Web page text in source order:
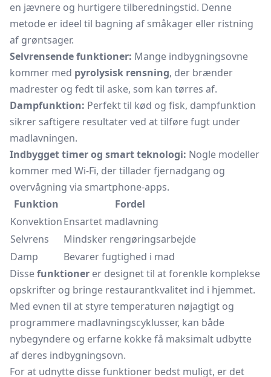
en jævnere og hurtigere tilberedningstid. Denne
metode er ideel til bagning af småkager eller ristning
af grøntsager.
Selvrensende funktioner: Mange indbygningsovne
kommer med pyrolysisk rensning, der brænder
madrester og fedt til aske, som kan tørres af.
Dampfunktion: Perfekt til kød og fisk, dampfunktion
sikrer saftigere resultater ved at tilføre fugt under
madlavningen.
Indbygget timer og smart teknologi: Nogle modeller
kommer med Wi-Fi, der tillader fjernadgang og
overvågning via smartphone-apps.
Funktion
Fordel
KonvektionEnsartet madlavning
Selvrens
Mindsker rengøringsarbejde
Damp
Bevarer fugtighed i mad
Dissefunktioner er designet til at forenkle komplekse
opskrifter og bringe restaurantkvalitet ind i hjemmet.
Med evnen til at styre temperaturen nøjagtigt og
programmere madlavningscyklusser, kan både
nybegyndere og erfarne kokke få maksimalt udbytte
af deres indbygningsovn.
For at udnytte disse funktioner bedst muligt, er det